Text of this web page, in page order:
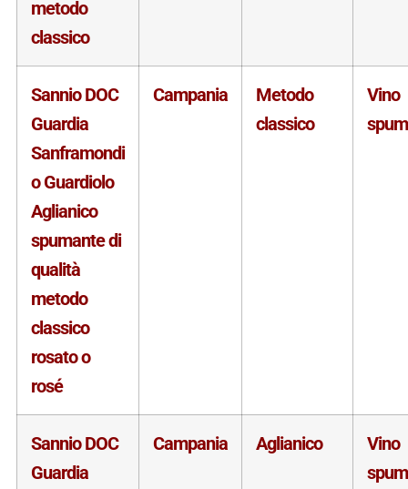
metodo
classico
Sannio DOC
Guardia
Sanframondi
o Guardiolo
Aglianico
spumante di
qualità
metodo
classico
rosato o
rosé
Campania
Metodo
classico
Vino
Sannio DOC
Guardia
Campania Aglianico
Vino